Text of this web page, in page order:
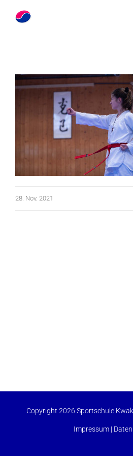
Zum
Inhalt
28. Nov. 2021
Copyright 2026 Sportschule
Impressum |